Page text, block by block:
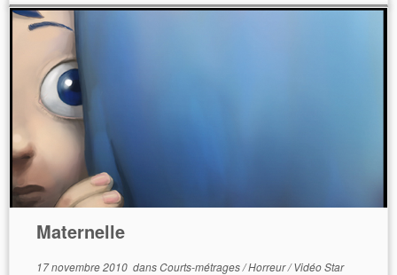
Maternelle
17 novembre 2010dansCourts-métrages/Horreur/Vidéo Star